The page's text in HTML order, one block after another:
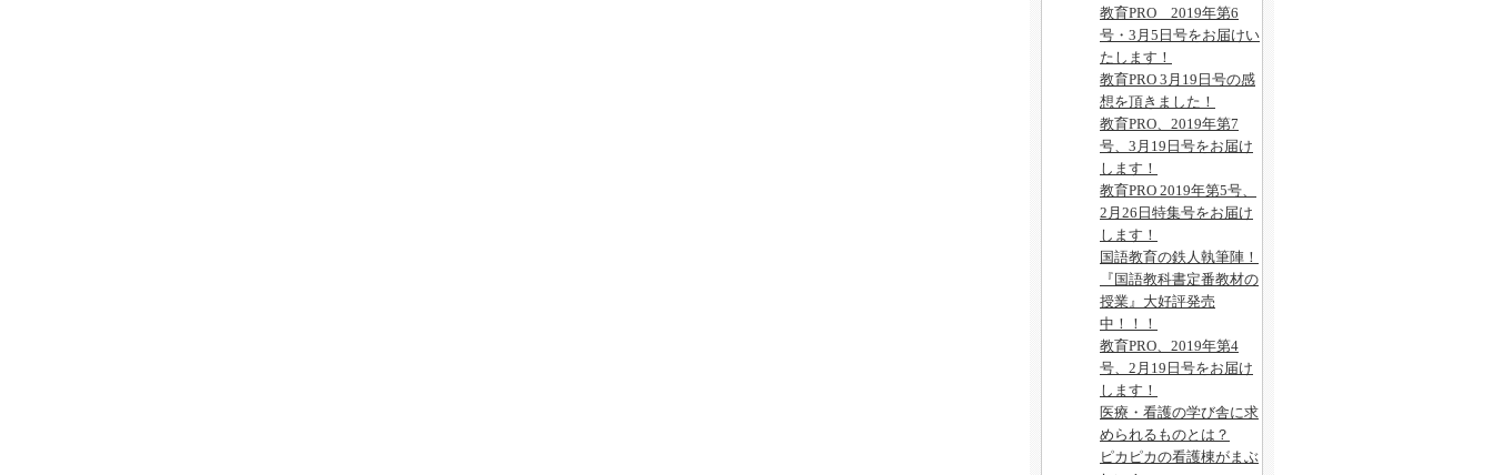
教育PRO 2019年第6
号・3月5日号をお届けい
たします！
教育PRO 3月19日号の感
想を頂きました！
教育PRO、2019年第7
号、3月19日号をお届け
します！
教育PRO 2019年第5号、
2月26日特集号をお届け
します！
国語教育の鉄人執筆陣！
『国語教科書定番教材の
授業』大好評発売
中！！！
教育PRO、2019年第4
号、2月19日号をお届け
します！
医療・看護の学び舎に求
められるものとは？
ピカピカの看護棟がまぶ